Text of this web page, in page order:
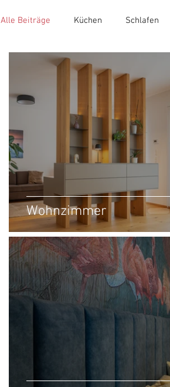
Alle Beiträge Küchen Schlafen
Gastronomie / Hotellerie
Wohnzimmer